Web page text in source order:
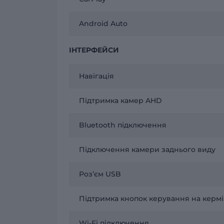
Android Auto
ІНТЕРФЕЙСИ
Навігація
Підтримка камер AHD
Bluetooth підключення
Підключення камери заднього виду
Розʼєм USB
Підтримка кнопок керування на кермі